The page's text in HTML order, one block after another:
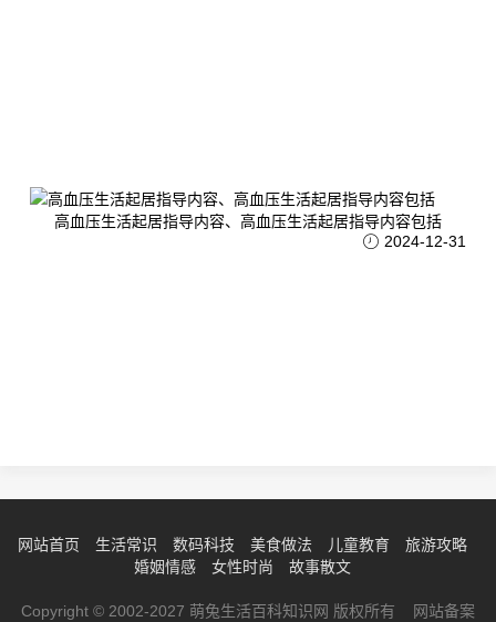
高血压生活起居指导内容、高血压生活起居指导内容包括
2024-12-31
网站首页 生活常识 数码科技 美食做法 儿童教育
旅游攻略
婚姻情感
女性时尚 故事散文
Copyright © 2002-2027 萌兔生活百科知识网 版权所有 网站备案